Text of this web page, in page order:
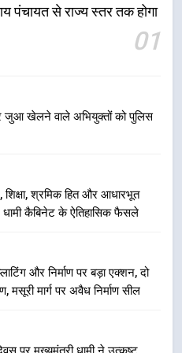
पंचायत से राज्य स्तर तक होगा
01
जुआ खेलने वाले अभियुक्तों को पुलिस
शिक्षा, श्रमिक हित और आधारभूत
धामी कैबिनेट के ऐतिहासिक फैसले
और निर्माण पर बड़ा एक्शन, दो
मसूरी मार्ग पर अवैध निर्माण सील
की सर्वोच्च प्राथमिकता, आने
में हजारों पदों पर की जाएगी
आर्थिक कॉरिडोर से जुड़ी
ग्रीनफील्ड बाईपास परियोजना
सुरक्षा मानकों से कोई समझौता